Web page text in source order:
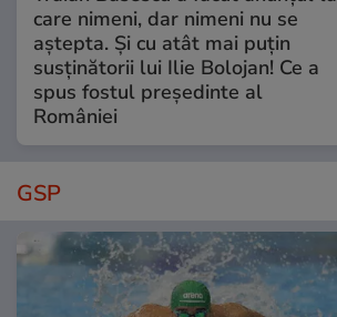
care nimeni, dar nimeni nu se
aștepta. Și cu atât mai puțin
susținătorii lui Ilie Bolojan! Ce a
spus fostul președinte al
României
GSP